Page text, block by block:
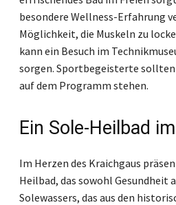
besondere Wellness-Erfahrung
Möglichkeit, die Muskeln zu
kann ein Besuch im
sorgen. Sportbegeisterte sollten
auf dem Programm stehen.
Ein Sole-Heilbad
Im Herzen des Kraichgaus
Heilbad, das sowohl Gesundheit
Solewassers, das aus den